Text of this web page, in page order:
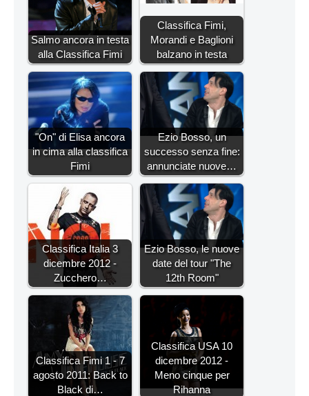
Salmo ancora in testa
alla Classifica Fimi
Classifica Fimi,
Morandi e Baglioni
balzano in testa
"On" di Elisa ancora
in cima alla classifica
Fimi
Ezio Bosso, un
successo senza fine:
annunciate nuove…
Classifica Italia 3
dicembre 2012 -
Zucchero…
Ezio Bosso, le nuove
date del tour "The
12th Room"
Classifica Fimi 1 - 7
agosto 2011: Back to
Black di…
Classifica USA 10
dicembre 2012 -
Meno cinque per
Rihanna